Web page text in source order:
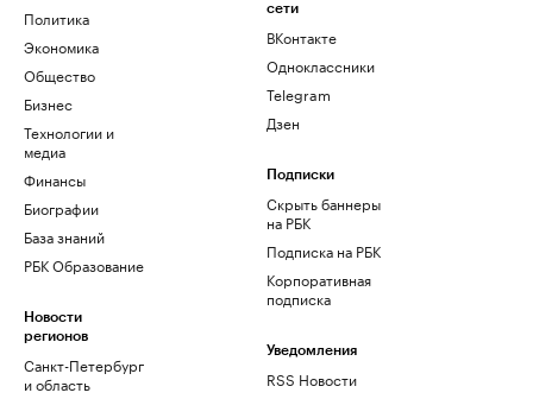
Политика
Экономика
Общество
Бизнес
Технологии и
медиа
Финансы
Биографии
База знаний
РБК Образование
Новости
регионов
Санкт-Петербург
и область
сети
ВКонтакте
Одноклассники
Telegram
Дзен
Подписки
Скрыть баннеры
на РБК
Подписка на РБК
Корпоративная
подписка
Уведомления
RSS Новости